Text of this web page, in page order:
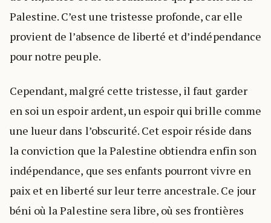
Palestine. C’est une tristesse profonde, car elle
provient de l’absence de liberté et d’indépendance
pour notre peuple.
Cependant, malgré cette tristesse, il faut garder
en soi un espoir ardent, un espoir qui brille comme
une lueur dans l’obscurité. Cet espoir réside dans
la conviction que la Palestine obtiendra enfin son
indépendance, que ses enfants pourront vivre en
paix et en liberté sur leur terre ancestrale. Ce jour
béni où la Palestine sera libre, où ses frontières